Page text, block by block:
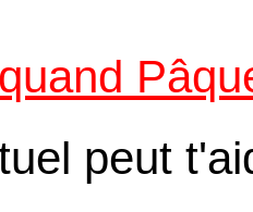
peut